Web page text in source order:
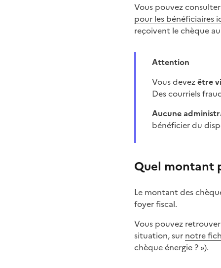
Vous pouvez consulter
pour les bénéficiaires
reçoivent le chèque
Attention
Vous devezêtre
Des courriels
Aucune
bénéficier du
Quel montant
Le montant des
foyer fiscal.
Vous pouvez
situation, sur notre
chèque énergie ? »).